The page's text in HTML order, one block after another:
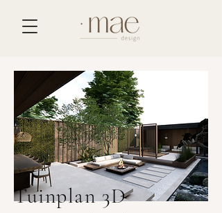
Tuinplan 3D